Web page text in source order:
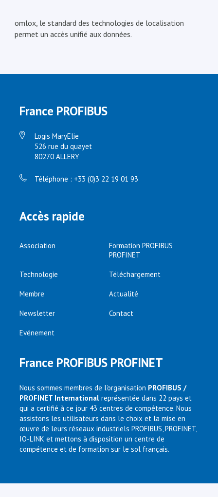
omlox, le standard des technologies de localisation
permet un accès unifié aux données.
France PROFIBUS
Logis MaryElie
526 rue du quayet
80270 ALLERY
Téléphone : +33 (0)3 22 19 01 93
Accès rapide
Association
Formation PROFIBUS
PROFINET
Technologie Téléchargement
Membre Actualité
Newsletter Contact
Evénement
France PROFIBUS PROFINET
Nous sommes membres de l’organisation PROFIBUS /
PROFINET International représentée dans 22 pays et
qui a certifié à ce jour 43 centres de compétence. Nous
assistons les utilisateurs dans le choix et la mise en
œuvre de leurs réseaux industriels PROFIBUS, PROFINET,
IO-LINK et mettons à disposition un centre de
compétence et de formation sur le sol français.